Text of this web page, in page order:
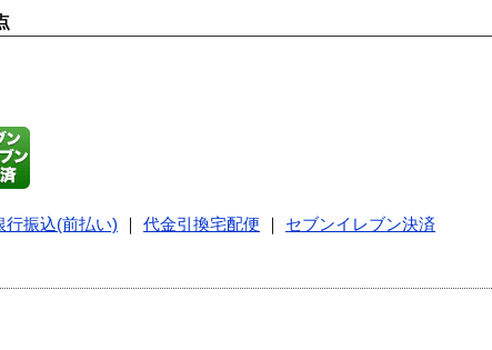
行振込(前払い) 代金引換宅配便
セブンイレブン決済